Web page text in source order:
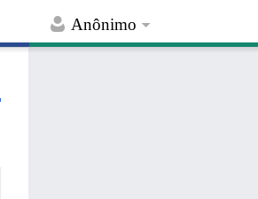
Anônimo